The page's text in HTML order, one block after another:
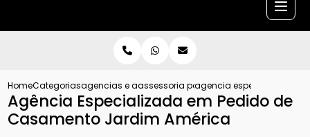
HomeCategoriasagencias e assessoria para pedido de casamento
assessoria para pedido de casamento
agencia especializada
Agência Especializada em Pedido de
Casamento Jardim América